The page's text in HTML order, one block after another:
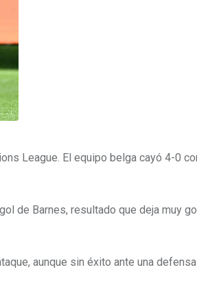
League. El equipo belga cayó 4-0
de Barnes, resultado que deja muy
aunque sin éxito ante una